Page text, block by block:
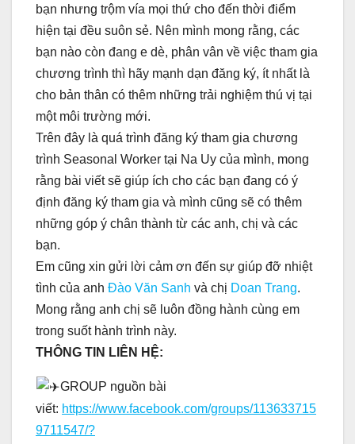
bạn nhưng trộm vía mọi thứ cho đến thời điểm
hiện tại đều suôn sẻ. Nên mình mong rằng, các
bạn nào còn đang e dè, phân vân về việc tham gia
chương trình thì hãy mạnh dạn đăng ký, ít nhất là
cho bản thân có thêm những trải nghiệm thú vị tại
một môi trường mới.
Trên đây là quá trình đăng ký tham gia chương
trình Seasonal Worker tại Na Uy của mình, mong
rằng bài viết sẽ giúp ích cho các bạn đang có ý
định đăng ký tham gia và mình cũng sẽ có thêm
những góp ý chân thành từ các anh, chị và các
bạn.
Em cũng xin gửi lời cảm ơn đến sự giúp đỡ nhiệt
tình của anh Đào Văn Sanh và chị Doan Trang.
Mong rằng anh chị sẽ luôn đồng hành cùng em
trong suốt hành trình này.
THÔNG TIN LIÊN HỆ:
GROUP nguồn bài
viết: https://www.facebook.com/groups/113633715
9711547/?